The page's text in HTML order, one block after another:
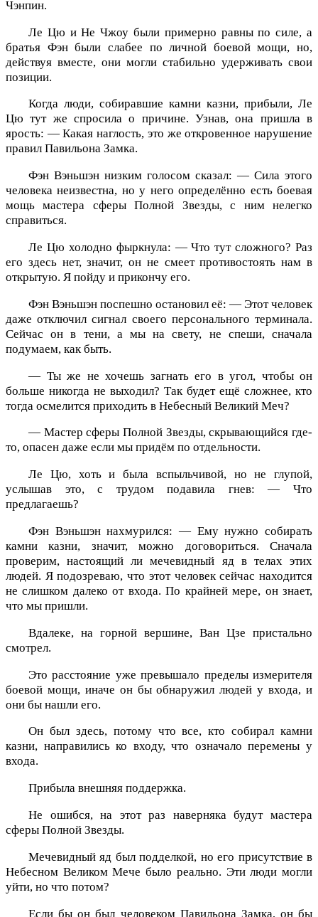
Чэнпин.
Ле Цю и Не Чжоу были примерно равны по силе, а
братья Фэн были слабее по личной боевой мощи, но,
действуя вместе, они могли стабильно удерживать свои
позиции.
Когда люди, собиравшие камни казни, прибыли, Ле
Цю тут же спросила о причине. Узнав, она пришла в
ярость: — Какая наглость, это же откровенное нарушение
правил Павильона Замка.
Фэн Вэньшэн низким голосом сказал: — Сила этого
человека неизвестна, но у него определённо есть боевая
мощь мастера сферы Полной Звезды, с ним нелегко
справиться.
Ле Цю холодно фыркнула: — Что тут сложного? Раз
его здесь нет, значит, он не смеет противостоять нам в
открытую. Я пойду и прикончу его.
Фэн Вэньшэн поспешно остановил её: — Этот человек
даже отключил сигнал своего персонального терминала.
Сейчас он в тени, а мы на свету, не спеши, сначала
подумаем, как быть.
— Ты же не хочешь загнать его в угол, чтобы он
больше никогда не выходил? Так будет ещё сложнее, кто
тогда осмелится приходить в Небесный Великий Меч?
— Мастер сферы Полной Звезды, скрывающийся где-
то, опасен даже если мы придём по отдельности.
Ле Цю, хоть и была вспыльчивой, но не глупой,
услышав это, с трудом подавила гнев: — Что
предлагаешь?
Фэн Вэньшэн нахмурился: — Ему нужно собирать
камни казни, значит, можно договориться. Сначала
проверим, настоящий ли мечевидный яд в телах этих
людей. Я подозреваю, что этот человек сейчас находится
не слишком далеко от входа. По крайней мере, он знает,
что мы пришли.
Вдалеке, на горной вершине, Ван Цзе пристально
смотрел.
Это расстояние уже превышало пределы измерителя
боевой мощи, иначе он бы обнаружил людей у входа, и
они бы нашли его.
Он был здесь, потому что все, кто собирал камни
казни, направились ко входу, что означало перемены у
входа.
Прибыла внешняя поддержка.
Не ошибся, на этот раз наверняка будут мастера
сферы Полной Звезды.
Мечевидный яд был подделкой, но его присутствие в
Небесном Великом Мече было реально. Эти люди могли
уйти, но что потом?
Если бы он был человеком Павильона Замка, он бы